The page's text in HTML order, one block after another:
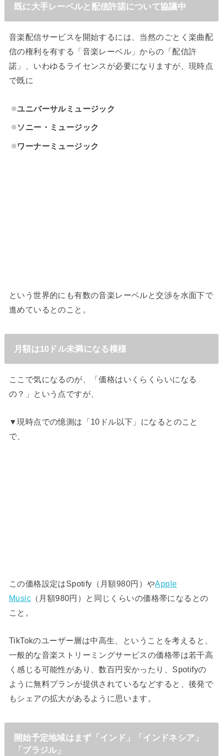
既に大手レーベルと配信許諾について協議中
音楽配信サービスを開始するには、当然のごとく楽曲配
信の権利を有する「音楽レーベル」からの「配信許
諾」、いわゆるライセンスが必要になりますが、現時点
で既に
ユニバーサルミュージック
ソニー・ミュージック
ワーナーミュージック
という世界的にも有数の音楽レーベルと交渉を水面下で
進めているとのこと。
月額は10ドル未満になる模様
ここで気になるのが、「価格はいくらくらいになる
の？」という点ですが、
▼現時点での憶測は「10ドル以下」になるとのこと
で、
この価格設定はSpotify（月額980円）やApple
Music（月額980円）と同じくらいの価格帯になるとの
こと。
TikTokのユーザー層は中高生、ということを考えると、
一般的な音楽ストリーミングサービスの価格帯は若干高
く感じる可能性があり、数百円安かったり、Spotifyの
ように無料プランが提供されているなどすると、後発で
もシェアの拡大があるように思います。
開始予定地域はまず「インド」「インドネシア」
「ブラジル」